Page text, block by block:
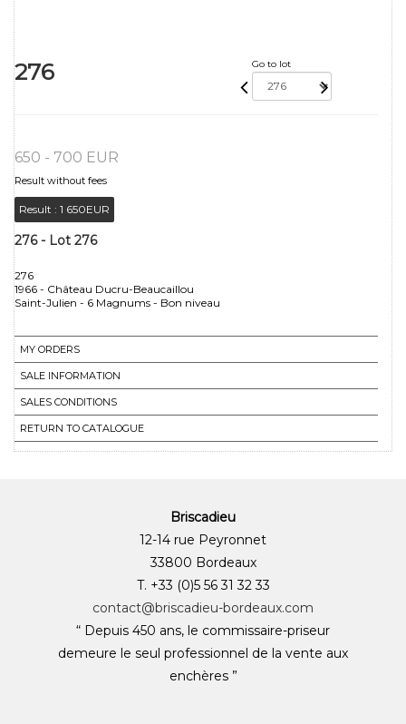
276 Go to lot
650 - 700 EUR
Result without fees
Result : 1 650EUR
276 - Lot 276
276
1966 - Château Ducru-Beaucaillou
Saint-Julien - 6 Magnums - Bon niveau
MY ORDERS
SALE INFORMATION
SALES CONDITIONS
RETURN TO CATALOGUE
Briscadieu
12-14 rue Peyronnet
33800 Bordeaux
T. +33 (0)5 56 31 32 33
contact@briscadieu-bordeaux.com
“ Depuis 450 ans, le commissaire-priseur
demeure le seul professionnel de la vente aux
enchères ”